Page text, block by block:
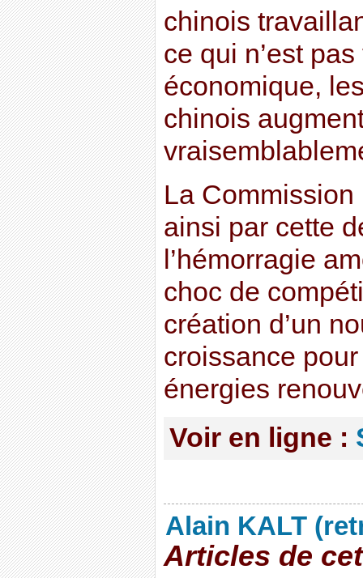
chinois
ce qui n’est
économique,
chinois
La
ainsi par cette
l’hémorragie
choc de
création d’un
croissance
énergies
Voir en ligne :
Alain KALT
Articles de